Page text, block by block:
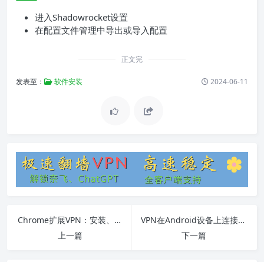
进入Shadowrocket设置
在配置文件管理中导出或导入配置
正文完
发表至： 软件安装 2024-06-11
Chrome扩展VPN：安装、使用教程和常见问题
上一篇
VPN在Android设备上连接到中国的全面指南
下一篇